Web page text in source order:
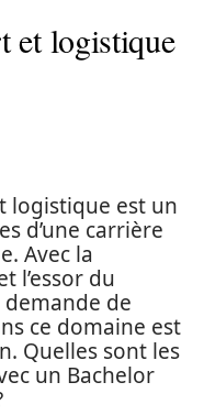
et logistique
logistique est un
d’une carrière
Avec la
l’essor du
de
ce domaine est
Quelles sont les
un Bachelor